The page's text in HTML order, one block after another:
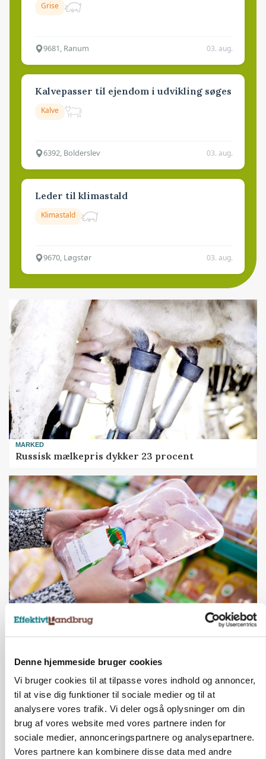
Denne hjemmeside bruger cookies
Vi bruger cookies til at tilpasse vores indhold og annoncer,
til at vise dig funktioner til sociale medier og til at
analysere vores trafik. Vi deler også oplysninger om din
brug af vores website med vores partnere inden for
sociale medier, annonceringspartnere og analysepartnere.
Vores partnere kan kombinere disse data med andre
Grise
9681, Ranum 03. aug.
Kalvepasser til ejendom i udvikling søges
Kalve
6392, Bolderslev 03. aug.
Leder til klimastald
Klimastald
9670, Løgstør 03. aug.
MARKED
Russisk mælkepris dykker 23 procent
MARKEDSFOKUS
Prisgab på 20 kroner pr. kg vokser: Polsk kylling